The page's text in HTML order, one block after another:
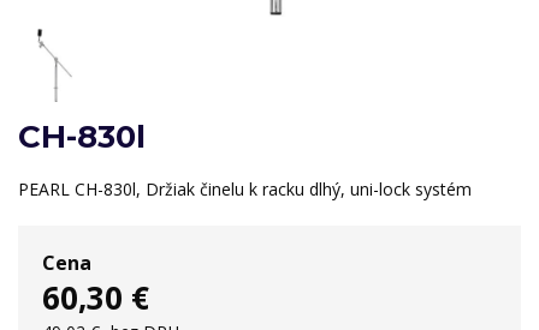
CH-830l
PEARL CH-830l, Držiak činelu k racku dlhý, uni-lock systém
Cena
60,30 €